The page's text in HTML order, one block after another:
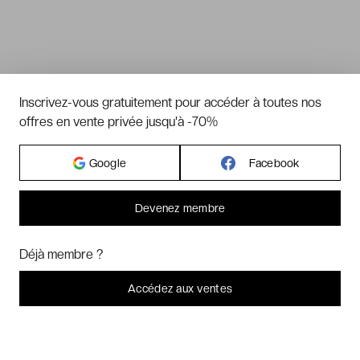
Inscrivez-vous gratuitement pour accéder à toutes nos
offres en vente privée jusqu'à -70%
Google Facebook
Devenez membre
Déjà membre ?
Accédez aux ventes
Marketing? Vous pouvez toujours modifier ou retirer votre
Je refuse C'est bon.